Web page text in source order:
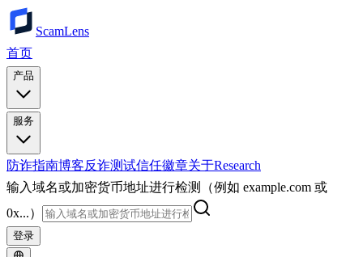
ScamLens
首页
产品
服务
防诈指南博客反诈测试信任徽章关于Research
输入域名或加密货币地址进行检测（例如 example.com 或
0x...）
登录